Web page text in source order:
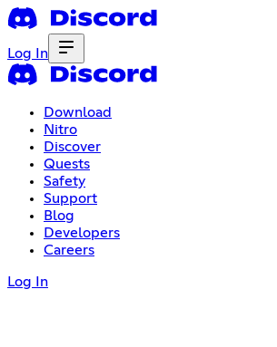
Log In
Download
Nitro
Discover
Quests
Safety
Support
Blog
Developers
Careers
Log In